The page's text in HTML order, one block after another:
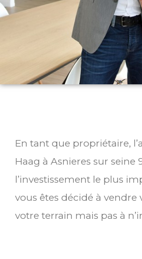
En tant que propriétaire,
Haag à Asnieres sur
l’investissement le plus
vous êtes décidé à
votre terrain mais pas à